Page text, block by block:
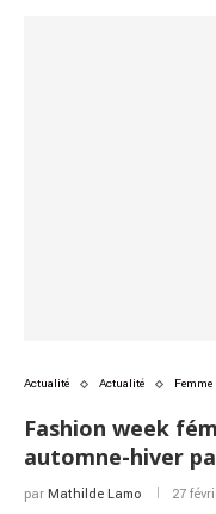
Actualité Actualité Femme
Fashion week
automne-hiver
par Mathilde Lamo 27